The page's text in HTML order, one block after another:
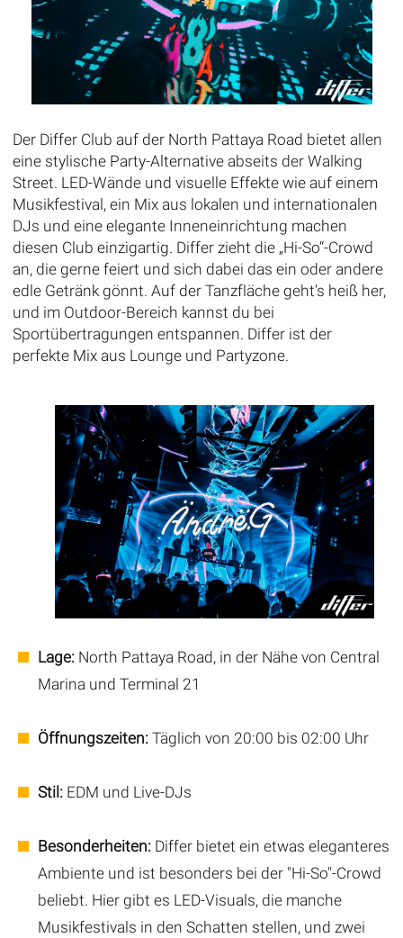
Der Differ Club auf der North Pattaya Road bietet allen
eine stylische Party-Alternative abseits der Walking
Street. LED-Wände und visuelle Effekte wie auf einem
Musikfestival, ein Mix aus lokalen und internationalen
DJs und eine elegante Inneneinrichtung machen
diesen Club einzigartig. Differ zieht die „Hi-So“-Crowd
an, die gerne feiert und sich dabei das ein oder andere
edle Getränk gönnt. Auf der Tanzfläche geht’s heiß her,
und im Outdoor-Bereich kannst du bei
Sportübertragungen entspannen. Differ ist der
perfekte Mix aus Lounge und Partyzone.
Lage:North Pattaya Road, in der Nähe von Central
Marina und Terminal 21
Öffnungszeiten:Täglich von 20:00 bis 02:00 Uhr
Stil:EDM und Live-DJs
Besonderheiten:Differ bietet ein etwas eleganteres
Ambiente und ist besonders bei der "Hi-So"-Crowd
beliebt. Hier gibt es LED-Visuals, die manche
Musikfestivals in den Schatten stellen, und zwei